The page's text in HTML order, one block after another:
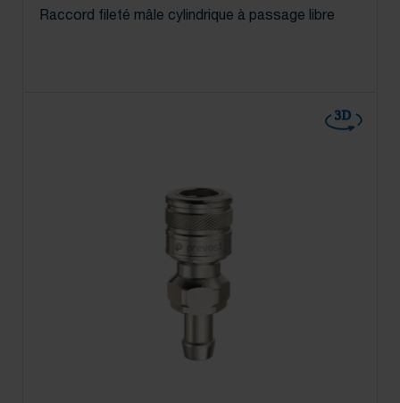
Raccord fileté mâle cylindrique à passage libre
3D